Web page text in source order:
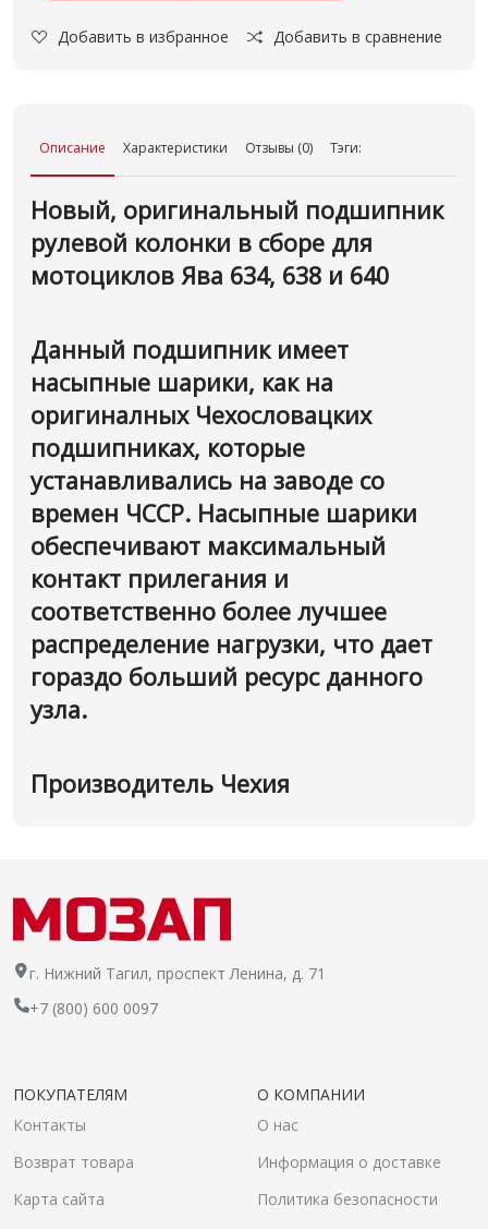
Добавить в избранное Добавить в сравнение
Описание Характеристики Отзывы (0) Тэги:
Новый, оригинальный подшипник
рулевой колонки в сборе для
мотоциклов Ява 634, 638 и 640
Данный подшипник имеет
насыпные шарики, как на
оригиналных Чехословацких
подшипниках, которые
устанавливались на заводе со
времен ЧССР. Насыпные шарики
обеспечивают максимальный
контакт прилегания и
соответственно более лучшее
распределение нагрузки, что дает
гораздо больший ресурс данного
узла.
Производитель Чехия
г. Нижний Тагил, проспект Ленина, д. 71
+7 (800) 600 0097
ПОКУПАТЕЛЯМ
Контакты
Возврат товара
Карта сайта
О КОМПАНИИ
О нас
Информация о доставке
Политика безопасности